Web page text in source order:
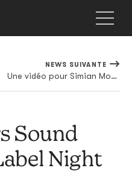
NEWS SUIVANTE
Une vidéo pour Simian Mobile Disco
Sound
Night